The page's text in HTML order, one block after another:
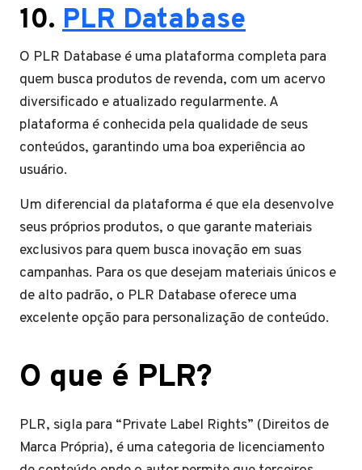
10. PLR Database
O PLR Database é uma plataforma completa para
quem busca produtos de revenda, com um acervo
diversificado e atualizado regularmente. A
plataforma é conhecida pela qualidade de seus
conteúdos, garantindo uma boa experiência ao
usuário.
Um diferencial da plataforma é que ela desenvolve
seus próprios produtos, o que garante materiais
exclusivos para quem busca inovação em suas
campanhas. Para os que desejam materiais únicos e
de alto padrão, o PLR Database oferece uma
excelente opção para personalização de conteúdo.
O que é PLR?
PLR, sigla para “Private Label Rights” (Direitos de
Marca Própria), é uma categoria de licenciamento